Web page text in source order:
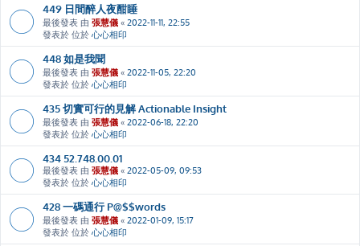
449 日間醉人夜酣睡
最後發表 由 張慧儀 « 2022-11-11, 22:55
發表於 位於 心心相印
448 如是我聞
最後發表 由 張慧儀 « 2022-11-05, 22:20
發表於 位於 心心相印
435 切實可行的見解 Actionable Insight
最後發表 由 張慧儀 « 2022-06-18, 22:20
發表於 位於 心心相印
434 52.748.00.01
最後發表 由 張慧儀 « 2022-05-09, 09:53
發表於 位於 心心相印
428 一碼通行 P@$$words
最後發表 由 張慧儀 « 2022-01-09, 15:17
發表於 位於 心心相印